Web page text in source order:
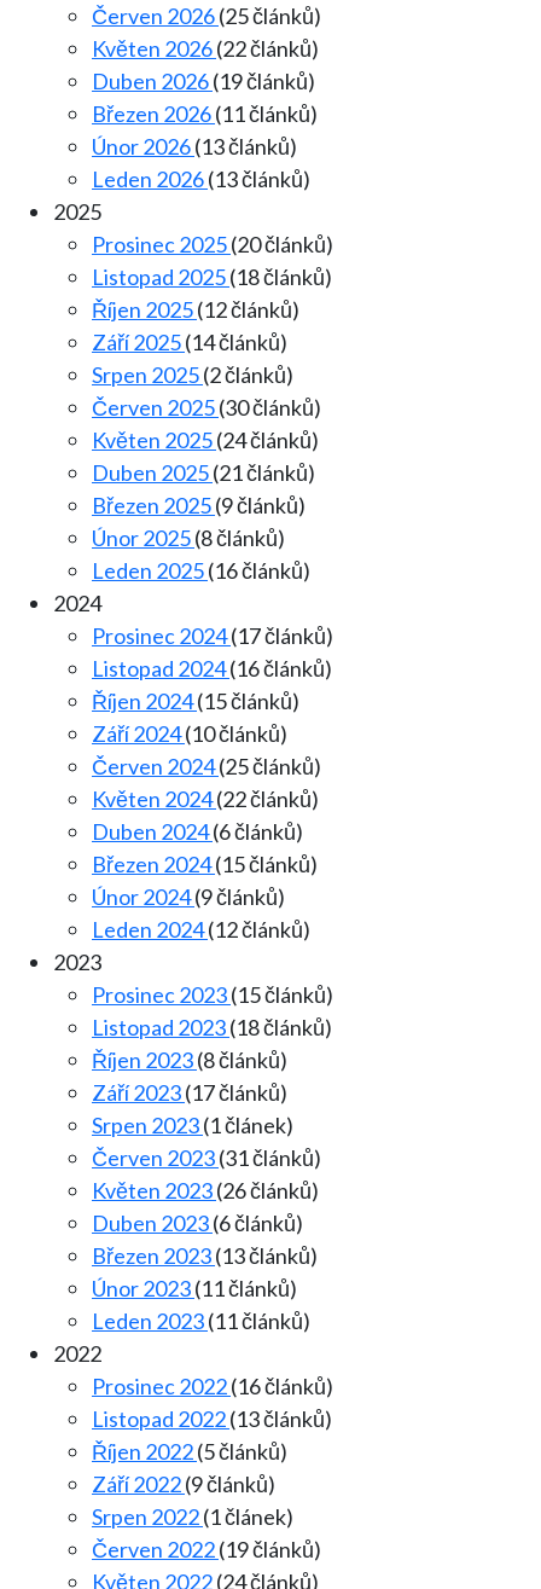
Červen 2026(25 článků)
Květen 2026(22 článků)
Duben 2026(19 článků)
Březen 2026(11 článků)
Únor 2026(13 článků)
Leden 2026(13 článků)
2025
Prosinec 2025(20 článků)
Listopad 2025(18 článků)
Říjen 2025(12 článků)
Září 2025(14 článků)
Srpen 2025(2 článků)
Červen 2025(30 článků)
Květen 2025(24 článků)
Duben 2025(21 článků)
Březen 2025(9 článků)
Únor 2025(8 článků)
Leden 2025(16 článků)
2024
Prosinec 2024(17 článků)
Listopad 2024(16 článků)
Říjen 2024(15 článků)
Září 2024(10 článků)
Červen 2024(25 článků)
Květen 2024(22 článků)
Duben 2024(6 článků)
Březen 2024(15 článků)
Únor 2024(9 článků)
Leden 2024(12 článků)
2023
Prosinec 2023(15 článků)
Listopad 2023(18 článků)
Říjen 2023(8 článků)
Září 2023(17 článků)
Srpen 2023(1 článek)
Červen 2023(31 článků)
Květen 2023(26 článků)
Duben 2023(6 článků)
Březen 2023(13 článků)
Únor 2023(11 článků)
Leden 2023(11 článků)
2022
Prosinec 2022(16 článků)
Listopad 2022(13 článků)
Říjen 2022(5 článků)
Září 2022(9 článků)
Srpen 2022(1 článek)
Červen 2022(19 článků)
Květen 2022(24 článků)